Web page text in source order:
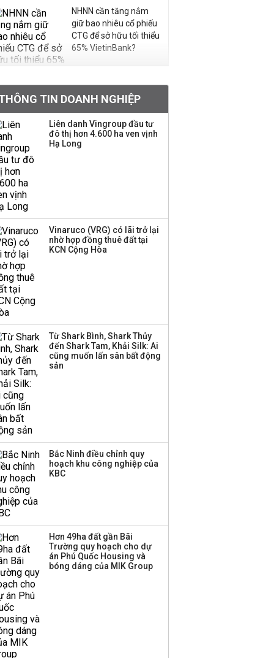
NHNN cần tăng nắm
giữ bao nhiêu cổ phiếu
CTG để sở hữu tối thiểu
65% VietinBank?
62.000 tỷ đồng tiền
mặt, ngang ngửa MWG
Chuyên gia Phạm Xuân
Đề xuất miễn 30% thuế
thu nhập cho hộ kinh
doanh, doanh nghiệp
tăng vốn lên gần
77.800 tỷ
TIN DOANH NGHIỆP
Liên danh Vingroup đầu tư
đô thị hơn 4.600 ha ven vịnh
Hạ Long
Vinaruco (VRG) có lãi trở lại
nhờ hợp đồng thuê đất tại
KCN Cộng Hòa
Từ Shark Bình, Shark Thủy
đến Shark Tam, Khải Silk: Ai
cũng muốn lấn sân bất động
sản
Bắc Ninh điều chỉnh quy
hoạch khu công nghiệp của
KBC
Hơn 49ha đất gần Bãi
Trường quy hoạch cho dự
án Phú Quốc Housing và
bóng dáng của MIK Group